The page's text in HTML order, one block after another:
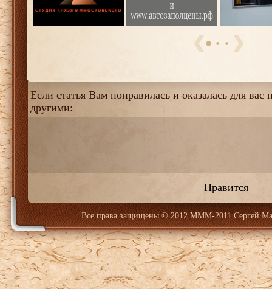
Если статья Вам понравилась и оказалась для вас
другими:
Нравится
Все права защищены© 2012 МММ-2011 Сергей